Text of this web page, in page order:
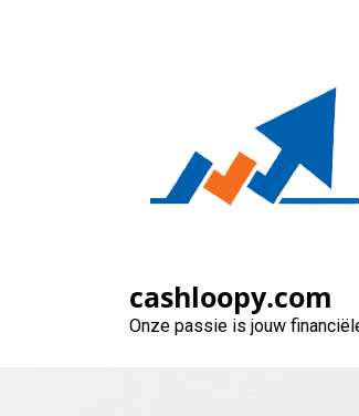
cashloopy.com
Onze passie is jouw